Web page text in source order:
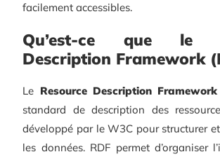
facilement accessibles.
Qu’est-ce que le
Description Framework
Le Resource Description
standard de description des
développé par le W3C pour structurer
les données. RDF permet d’organiser